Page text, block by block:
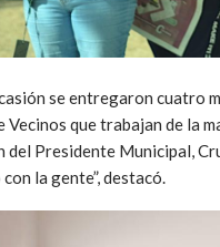
se entregaron cuatro
Vecinos que trabajan de la
del Presidente Municipal,
la gente”, destacó.